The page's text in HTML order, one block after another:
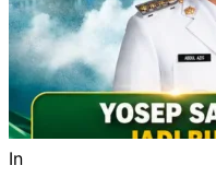
In